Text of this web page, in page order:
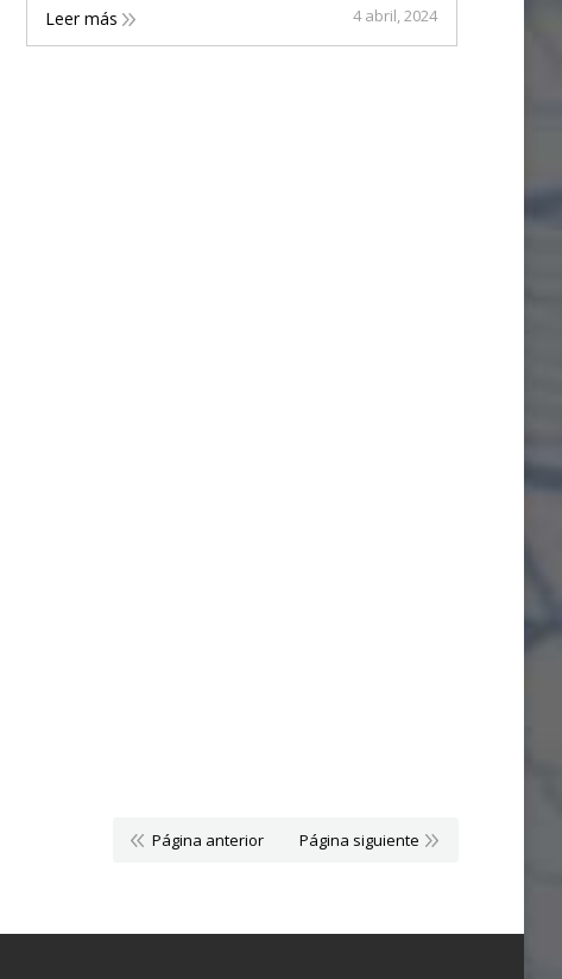
Leer más 4 abril, 2024
Página anterior Página siguiente